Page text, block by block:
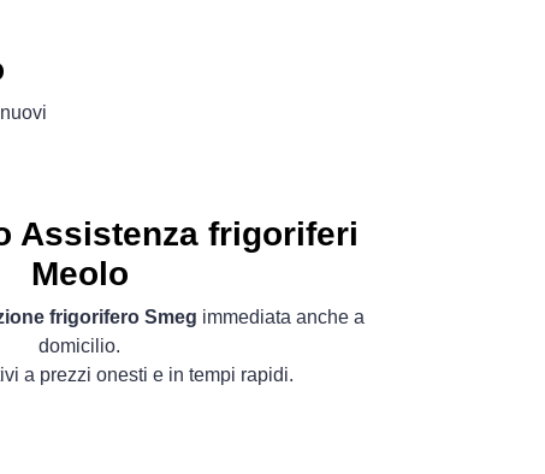
Assistenza frigoriferi
Meolo
frigorifero Smeg immediata anche a
domicilio.
a prezzi onesti e in tempi rapidi.